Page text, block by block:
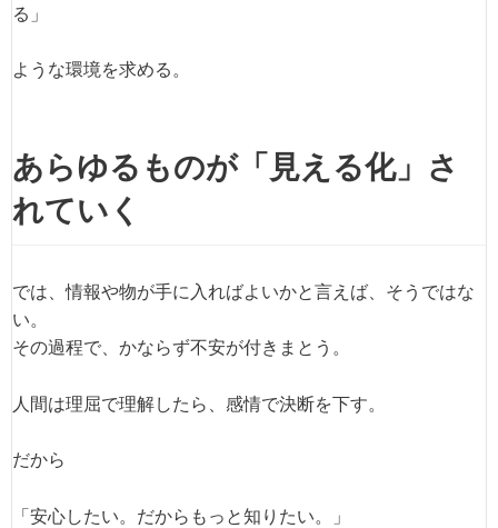
る」
ような環境を求める。
あらゆるものが「見える化」さ
れていく
では、情報や物が手に入ればよいかと言えば、そうではな
い。
その過程で、かならず不安が付きまとう。
人間は理屈で理解したら、感情で決断を下す。
だから
「安心したい。だからもっと知りたい。」